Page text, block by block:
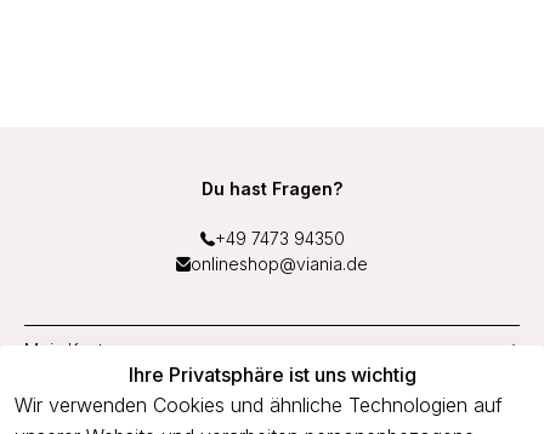
Ihre Privatsphäre ist uns wichtig
Wir verwenden Cookies und ähnliche Technologien auf
Du hast Fragen?
+49 7473 94350
onlineshop@viania.de
Mein Konto
Service